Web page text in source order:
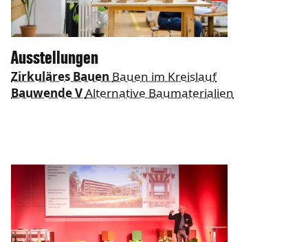
Ausstellungen
Zirkuläres Bauen Bauen im Kreislauf
Bauwende VAlternative Baumaterialien